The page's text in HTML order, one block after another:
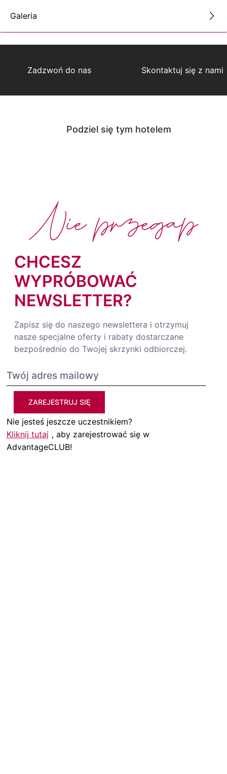
Galeria
Zadzwoń do nas Skontaktuj się z nami
Podziel się tym hotelem
CHCESZ
WYPRÓBOWAĆ
NEWSLETTER?
Zapisz się do naszego newslettera i otrzymuj
nasze specjalne oferty i rabaty dostarczane
bezpośrednio do Twojej skrzynki odbiorczej.
ZAREJESTRUJ SIĘ
Nie jesteś jeszcze uczestnikiem?
Kliknij tutaj , aby zarejestrować się w
AdvantageCLUB!
Nie przegap